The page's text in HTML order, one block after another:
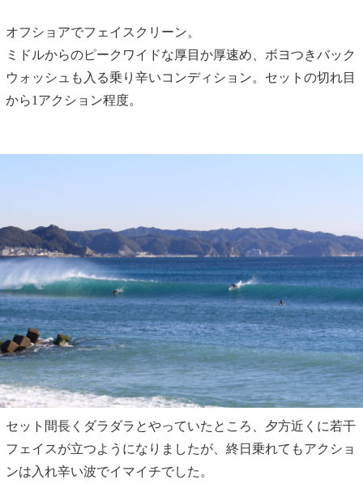
オフショアでフェイスクリーン。
ミドルからのピークワイドな厚目か厚速め、ボヨつきバック
ウォッシュも入る乗り辛いコンディション。セットの切れ目
から1アクション程度。
セット間長くダラダラとやっていたところ、夕方近くに若干
フェイスが立つようになりましたが、終日乗れてもアクショ
ンは入れ辛い波でイマイチでした。